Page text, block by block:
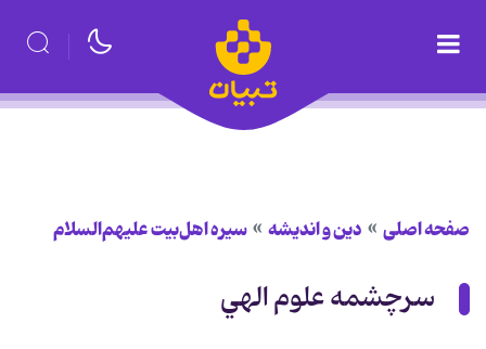
صفحه اصلی دین و اندیشه سیره اهل‌بیت علیهم‌السلام
سرچشمه علوم الهي